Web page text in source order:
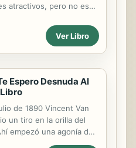
atractivos, pero no es
mañana decide morir.
morir forma parte de
al séptimo día..."
y lloré y El demonio
Prym. Ha sido traducida
en 2009. Adéntrate en la
autor provocador y
rompe con los
Ver Libro
Espero Desnuda Al
de 1890 Vincent Van
un tiro en la orilla del
empezó una agonía de
desconocido entró a su